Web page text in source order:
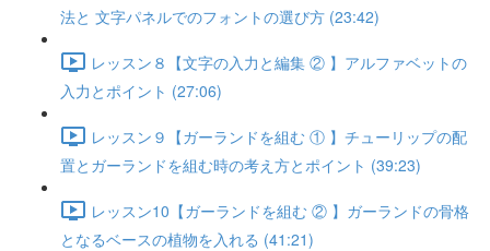
法と 文字パネルでのフォントの選び方 (23:42)
レッスン８【文字の入力と編集 ② 】アルファベットの
入力とポイント (27:06)
レッスン９【ガーランドを組む ① 】チューリップの配
置とガーランドを組む時の考え方とポイント (39:23)
レッスン10【ガーランドを組む ② 】ガーランドの骨格
となるベースの植物を入れる (41:21)